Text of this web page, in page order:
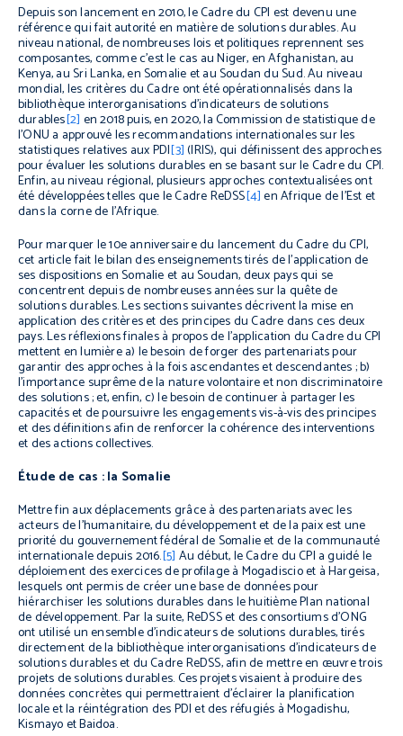
Depuis son lancement en 2010, le Cadre du CPI est devenu une
référence qui fait autorité en matière de solutions durables.Au
niveau national, de nombreuses lois et politiques reprennent ses
composantes, comme c’est le cas au Niger, en Afghanistan, au
Kenya, au Sri Lanka, en Somalie et au Soudan du Sud. Au niveau
mondial, les critères du Cadre ont été opérationnalisés dans la
bibliothèque interorganisations d’indicateurs de solutions
durables[2] en 2018 puis, en 2020, la Commission de statistique de
l’ONU a approuvé les recommandations internationales sur les
statistiques relatives aux PDI[3](IRIS), qui définissent des approches
pour évaluer les solutions durables en se basant sur le Cadre du CPI.
Enfin, au niveau régional, plusieurs approches contextualisées ont
été développées telles que le Cadre ReDSS[4]en Afrique de l’Est et
dans la corne de l’Afrique.
Pour marquer le 10e anniversaire du lancement du Cadre du CPI,
cet article fait le bilan des enseignements tirés de l’application de
ses dispositions en Somalie et au Soudan, deux pays qui se
concentrent depuis de nombreuses années sur la quête de
solutions durables. Les sections suivantes décrivent la mise en
application des critères et des principes du Cadre dans ces deux
pays. Les réflexions finales à propos de l’application du Cadre du CPI
mettent en lumière a) le besoin de forger des partenariats pour
garantir des approches à la fois ascendantes et descendantes ; b)
l’importance suprême de la nature volontaire et non discriminatoire
des solutions ; et, enfin, c) le besoin de continuer à partager les
capacités et de poursuivre les engagements vis-à-vis des principes
et des définitions afin de renforcer la cohérence des interventions
et des actions collectives.
Étude de cas : la Somalie
Mettre fin aux déplacements grâce à des partenariats avec les
acteurs de l’humanitaire, du développement et de la paix est une
priorité du gouvernement fédéral de Somalie et de la communauté
internationale depuis 2016.[5] Au début, le Cadre du CPI a guidé le
déploiement des exercices de profilage à Mogadiscio et à Hargeisa,
lesquels ont permis de créer une base de données pour
hiérarchiser les solutions durables dans le huitième Plan national
de développement. Par la suite, ReDSS et des consortiums d’ONG
ont utilisé un ensemble d’indicateurs de solutions durables, tirés
directement de la bibliothèque interorganisations d’indicateurs de
solutions durables et du Cadre ReDSS, afin de mettre en œuvre trois
projets de solutions durables. Ces projets visaient à produire des
données concrètes qui permettraient d’éclairer la planification
locale et la réintégration des PDI et des réfugiés à Mogadishu,
Kismayo et Baidoa.